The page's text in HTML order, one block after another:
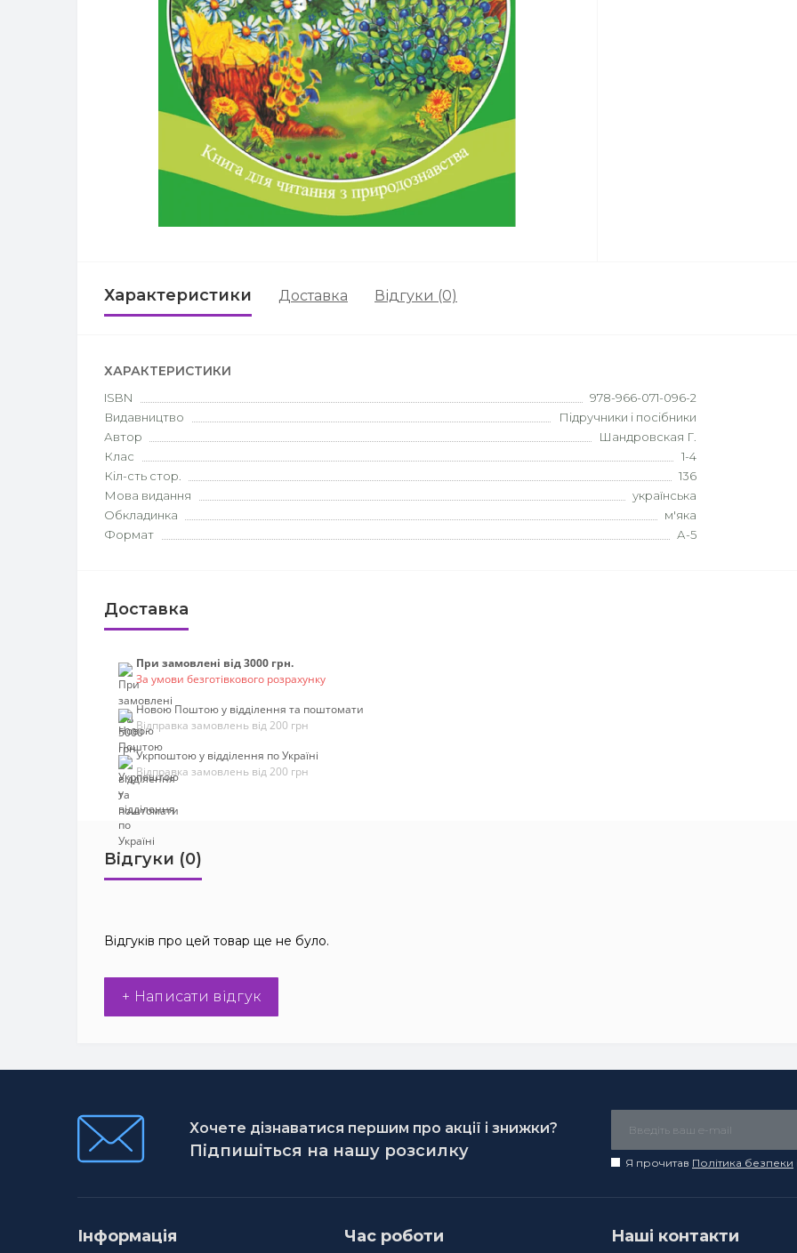
Характеристики Доставка Відгуки (0)
ХАРАКТЕРИСТИКИ
ISBN
978-966-071-096-2
Видавництво
Підручники і посібники
Автор
Шандровская Г.
Клас
1-4
Кіл-сть стор.
136
Мова видання
українська
Обкладинка
м'яка
Формат
А-5
Доставка
При замовлені від 3000 грн.
За умови безготівкового розрахунку
Новою Поштою у відділення та поштомати
Відправка замовлень від 200 грн
Укрпоштою у відділення по Україні
Відправка замовлень від 200 грн
Відгуки (0)
Відгуків про цей товар ще не було.
+ Написати відгук
Хочете дізнаватися першим про акції і знижки?
Підпишіться на нашу розсилку
Я прочитав Політика безпеки
Інформація Час роботи Наші контакти